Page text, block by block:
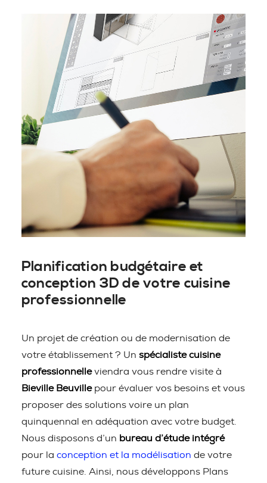
Planification budgétaire et
conception 3D de votre cuisine
professionnelle
Un projet de création ou de modernisation de
votre établissement ? Un spécialiste cuisine
professionnelleviendra vous rendre visite à
Bieville Beuvillepour évaluer vos besoins et vous
proposer des solutions voire un plan
quinquennal en adéquation avec votre budget.
Nous disposons d’un bureau d’étude intégré
pour la conception et la modélisation de votre
future cuisine. Ainsi, nous développons Plans